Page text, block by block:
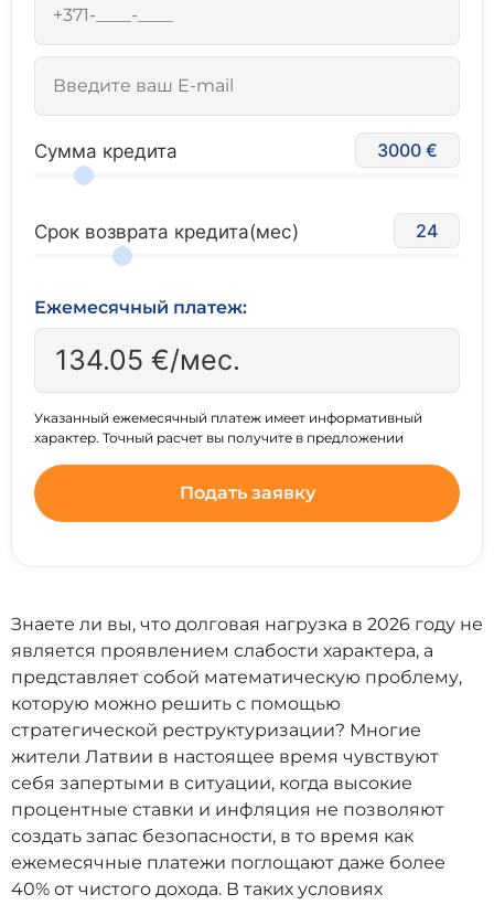
Сумма кредита 3000
Срок возврата кредита(мес) 24
Ежемесячный платеж:
134.05 €/мес.
Указанный ежемесячный платеж имеет информативный
характер. Точный расчет вы получите в предложении
Подать заявку
Знаете ли вы, что долговая нагрузка в 2026 году не
является проявлением слабости характера, а
представляет собой математическую проблему,
которую можно решить с помощью
стратегической реструктуризации? Многие
жители Латвии в настоящее время чувствуют
себя запертыми в ситуации, когда высокие
процентные ставки и инфляция не позволяют
создать запас безопасности, в то время как
ежемесячные платежи поглощают даже более
40% от чистого дохода. В таких условиях